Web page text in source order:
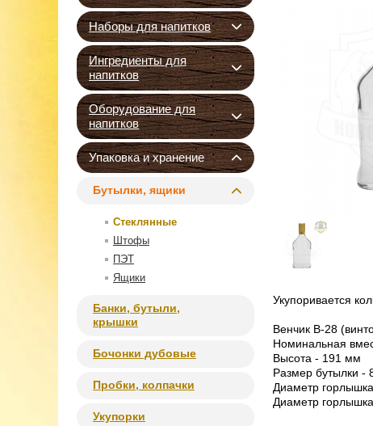
Наборы для напитков
Ингредиенты для
напитков
Оборудование для
напитков
Упаковка и хранение
Бутылки, ящики
Стеклянные
Штофы
ПЭТ
Ящики
Банки, бутыли,
крышки
Бочонки дубовые
Пробки, колпачки
Укупорки
Укупоривается
Венчик B-28
Номинальная
Высота - 191 мм
Размер бутылки -
Диаметр
Диаметр